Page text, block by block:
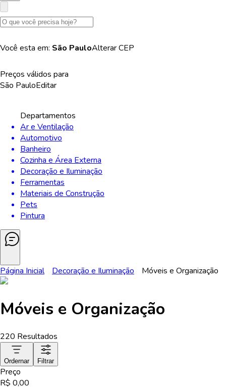
Você esta em: São PauloAlterarCEP
Preços válidos para
São PauloEditar
Departamentos
Ar e Ventilação
Automotivo
Banheiro
Cozinha e Área Externa
Decoração e Iluminação
Ferramentas
Materiais de Construção
Pets
Pintura
Página Inicial Decoração e Iluminação Móveis e Organização
Móveis e Organização
220 Resultados
Ordernar Filtrar
Preço
R$ 0,00